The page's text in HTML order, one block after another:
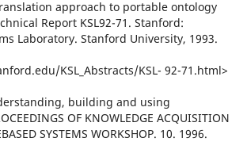
approach to portable ontology
Report KSL92-71. Stanford:
Laboratory. Stanford University, 1993.
KSL_Abstracts/KSL- 92-71.html>
building and using
OF KNOWLEDGE ACQUISITION
SYSTEMS WORKSHOP. 10. 1996.